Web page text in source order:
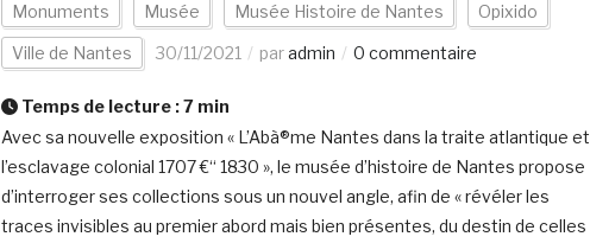
Monuments Musée Musée Histoire de Nantes Opixido
Ville de Nantes 30/11/2021 paradmin 0 commentaire
Temps de lecture :7 min
Avec sa nouvelle exposition « L’Abà®me Nantes dans la traite atlantique et
l’esclavage colonial 1707 €“ 1830 », le musée d’histoire de Nantes propose
d’interroger ses collections sous un nouvel angle, afin de « révéler les
traces invisibles au premier abord mais bien présentes, du destin de celles